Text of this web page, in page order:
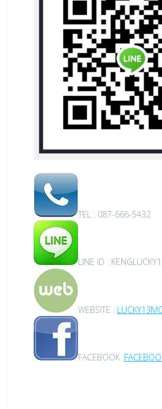
TEL : 087-666-5432
LINE ID :
WEBSITE :
FACEBOOK :